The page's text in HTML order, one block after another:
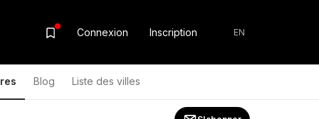
Connexion Inscription EN
Blog Liste des villes